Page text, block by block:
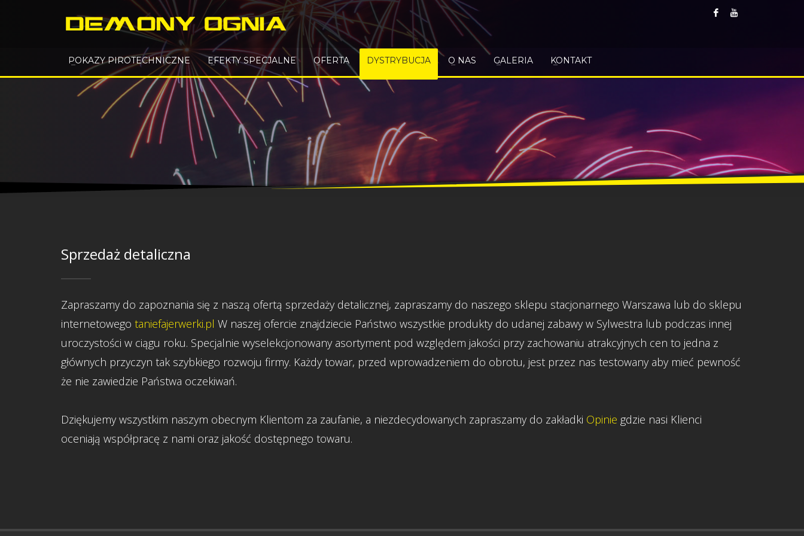
POKAZY PIROTECHNICZNE EFEKTY SPECJALNE OFERTA DYSTRYBUCJA O NAS GALERIA KONTAKT
Sprzedaż detaliczna
Zapraszamy do zapoznania się z naszą ofertą sprzedaży detalicznej, zapraszamy do naszego sklepu stacjonarnego Warszawa lub do sklepu
internetowego taniefajerwerki.pl W naszej ofercie znajdziecie Państwo wszystkie produkty do udanej zabawy w Sylwestra lub podczas innej
uroczystości w ciągu roku. Specjalnie wyselekcjonowany asortyment pod względem jakości przy zachowaniu atrakcyjnych cen to jedna z
głównych przyczyn tak szybkiego rozwoju firmy. Każdy towar, przed wprowadzeniem do obrotu, jest przez nas testowany aby mieć pewność
że nie zawiedzie Państwa oczekiwań.
Dziękujemy wszystkim naszym obecnym Klientom za zaufanie, a niezdecydowanych zapraszamy do zakładki Opinie gdzie nasi Klienci
oceniają współpracę z nami oraz jakość dostępnego towaru.